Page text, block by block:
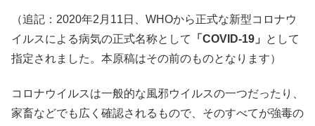
（追記：2020年2月11日、WHOから正式な新型コロナウ
イルスによる病気の正式名称として
「COVID-19」
として
指定されました。本原稿はその前のものとなります）
コロナウイルスは一般的な風邪ウイルスの一つだったり、
家畜などでも広く確認されるもので、そのすべてが強毒の